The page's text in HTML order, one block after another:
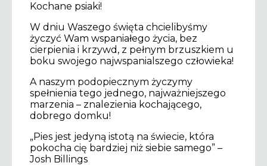
Kochane psiaki!
W dniu Waszego święta chcielibyśmy
życzyć Wam wspaniałego życia, bez
cierpienia i krzywd, z pełnym brzuszkiem u
boku swojego najwspanialszego człowieka!
A naszym podopiecznym życzymy
spełnienia tego jednego, najważniejszego
marzenia – znalezienia kochającego,
dobrego domku!
„Pies jest jedyną istotą na świecie, która
pokocha cię bardziej niż siebie samego” –
Josh Billings